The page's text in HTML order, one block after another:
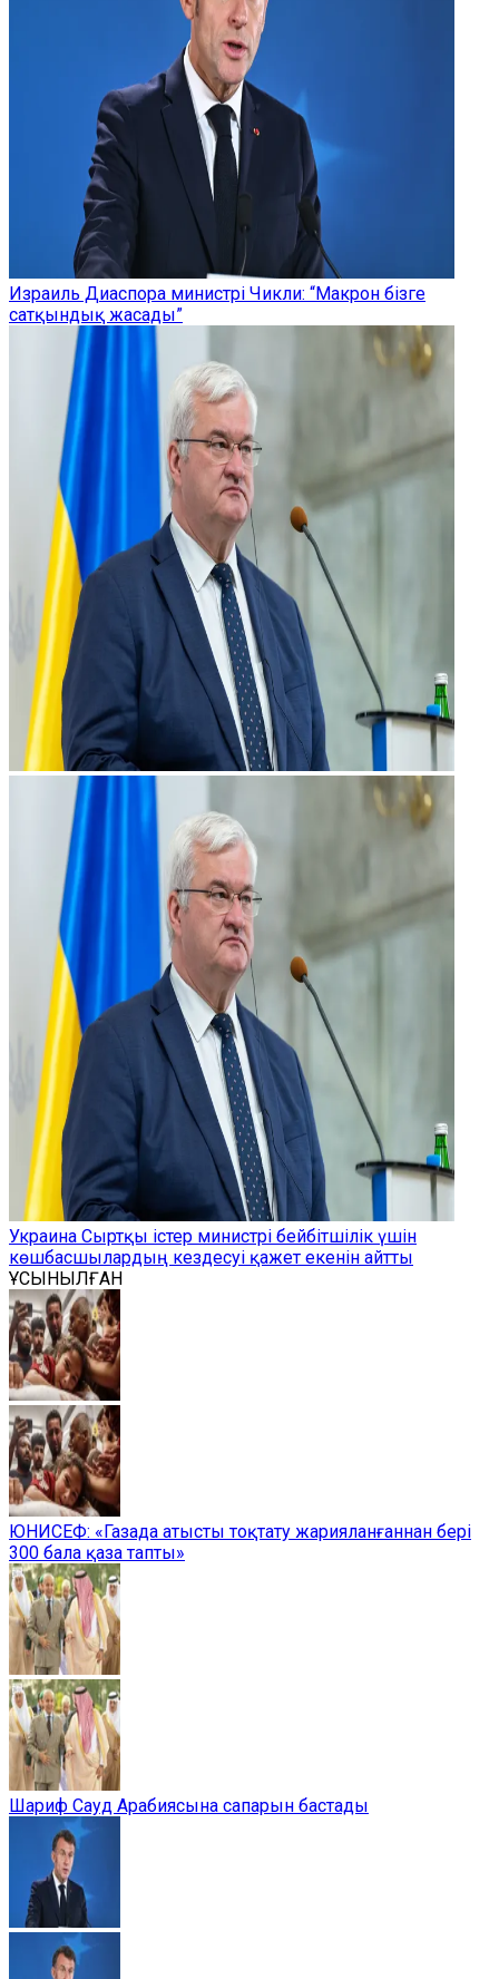
Израиль Диаспора министрі Чикли: “Макрон бізге
сатқындық жасады”
Украина Сыртқы істер министрі бейбітшілік үшін
көшбасшылардың кездесуі қажет екенін айтты
ҰСЫНЫЛҒАН
ЮНИСЕФ: «Газада атысты тоқтату жарияланғаннан бері
300 бала қаза тапты»
Шариф Сауд Арабиясына сапарын бастады